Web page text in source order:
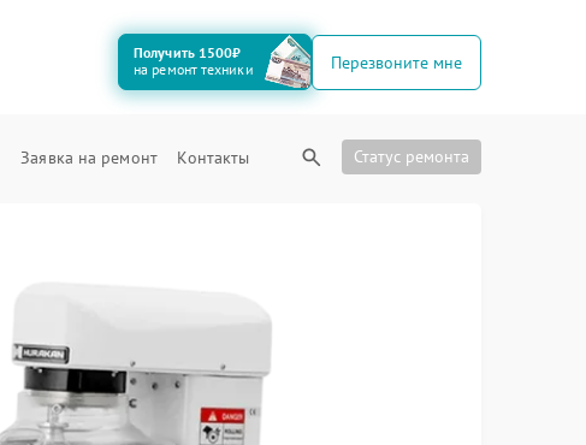
Получить 1500₽
на ремонт техники
Перезвоните мне
Заявка на ремонт Контакты Статус ремонта